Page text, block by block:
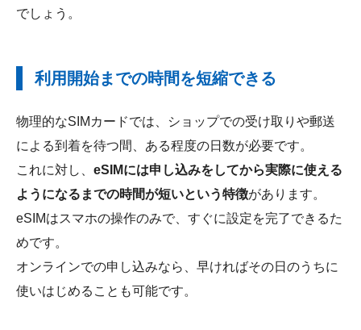
でしょう。
利用開始までの時間を短縮できる
物理的なSIMカードでは、ショップでの受け取りや郵送
による到着を待つ間、ある程度の日数が必要です。
これに対し、 eSIMには申し込みをしてから実際に使える
ようになるまでの時間が短いという特徴があります。
eSIMはスマホの操作のみで、すぐに設定を完了できるた
めです。
オンラインでの申し込みなら、早ければその日のうちに
使いはじめることも可能です。